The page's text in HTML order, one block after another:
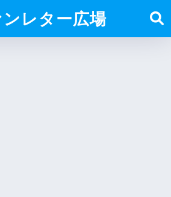
レター広場